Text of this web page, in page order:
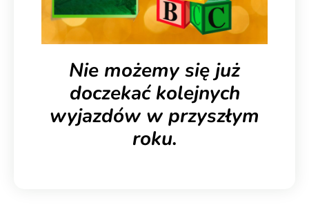
Nie możemy się już
doczekać kolejnych
wyjazdów w przyszłym
roku.